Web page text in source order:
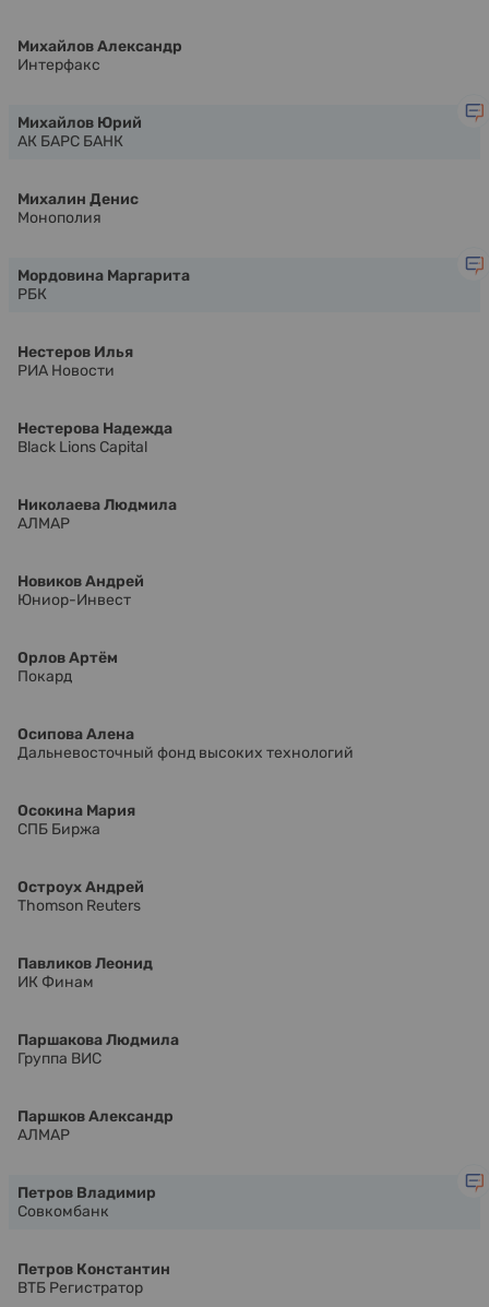
Михайлов Александр
Интерфакс
Михайлов Юрий
АК БАРС БАНК
Михалин Денис
Монополия
Мордовина Маргарита
РБК
Нестеров Илья
РИА Новости
Нестерова Надежда
Black Lions Capital
Николаева Людмила
АЛМАР
Новиков Андрей
Юниор-Инвест
Орлов Артём
Покард
Осипова Алена
Дальневосточный фонд высоких технологий
Осокина Мария
СПБ Биржа
Остроух Андрей
Thomson Reuters
Павликов Леонид
ИК Финам
Паршакова Людмила
Группа ВИС
Паршков Александр
АЛМАР
Петров Владимир
Совкомбанк
Петров Константин
ВТБ Регистратор